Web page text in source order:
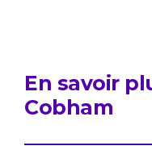
En savoir
Cobham